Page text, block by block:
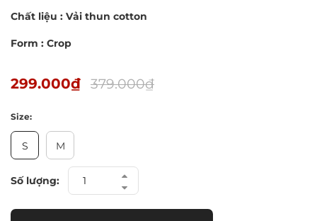
Chất liệu : Vải thun cotton
Form : Crop
299.000₫ 379.000₫
Size:
S M
Số lượng: